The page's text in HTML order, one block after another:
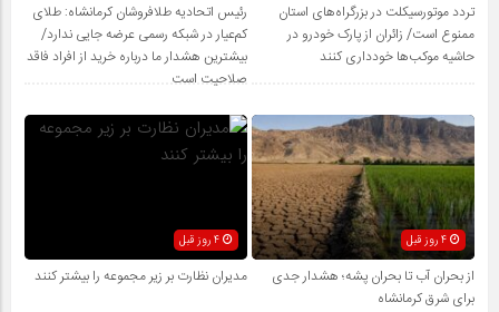
تردد موتورسیکلت در بزرگراه‌های استان
ممنوع است/ زائران از پارک خودرو در
حاشیه موکب‌ها خودداری کنند
رئیس اتحادیه طلافروشان کرمانشاه: طلای
کم‌عیار در شبکه رسمی عرضه جایی ندارد/
بیشترین هشدار ما درباره خرید از افراد فاقد
صلاحیت است
4 روز قبل
از بحران آب تا بحران پشه؛ هشدار جدی
برای شرق کرمانشاه
مدیران نظارت بر زیر مجموعه را بیشتر کنند